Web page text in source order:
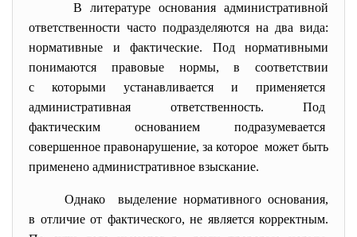
В литературе основания административной
ответственности часто подразделяются на два вида:
нормативные и фактические. Под нормативными
понимаются правовые нормы, в соответствии
с которыми устанавливается и применяется
административная ответственность. Под
фактическим основанием подразумевается
совершенное правонарушение, за которое может быть
применено административное взыскание.
Однако выделение нормативного основания,
в отличие от фактического, не является корректным.